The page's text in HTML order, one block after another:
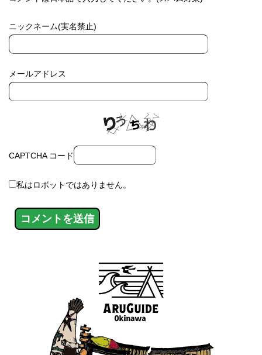
ニックネーム(実名禁止)
メールアドレス
CAPTCHA コード
私はロボットではありません。